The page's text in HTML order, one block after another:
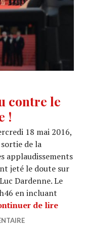
contre le
!
18 mai 2016,
de la
applaudissements
jeté le doute sur
Dardenne. Le
en incluant
de lire